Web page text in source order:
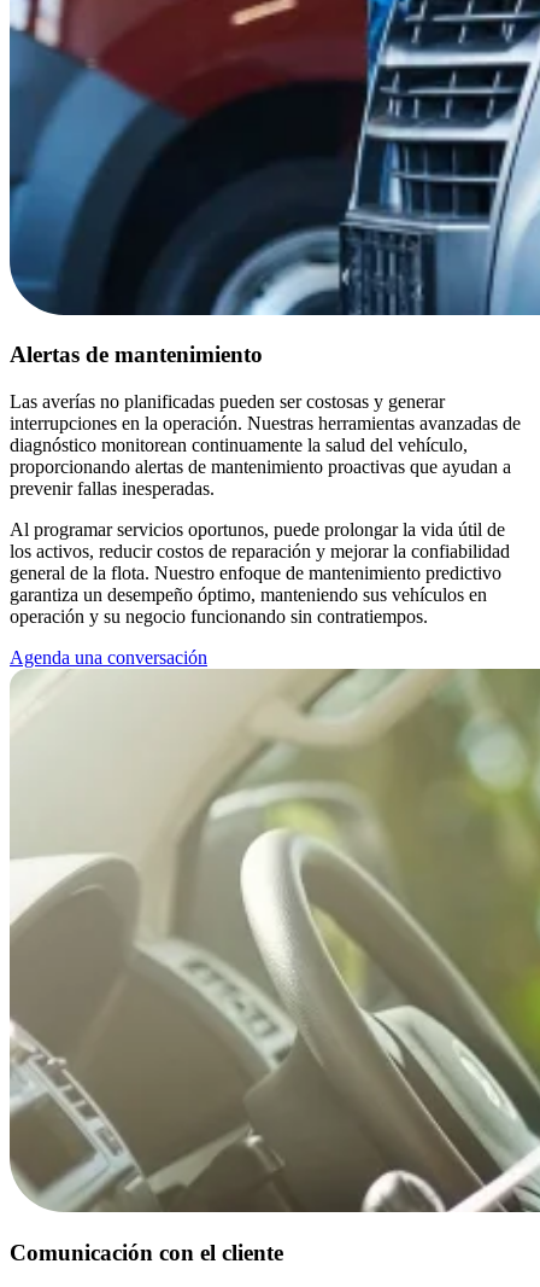
Alertas de mantenimiento
Las averías no planificadas pueden ser costosas y generar
interrupciones en la operación. Nuestras herramientas avanzadas de
diagnóstico monitorean continuamente la salud del vehículo,
proporcionando alertas de mantenimiento proactivas que ayudan a
prevenir fallas inesperadas.
Al programar servicios oportunos, puede prolongar la vida útil de
los activos, reducir costos de reparación y mejorar la confiabilidad
general de la flota. Nuestro enfoque de mantenimiento predictivo
garantiza un desempeño óptimo, manteniendo sus vehículos en
operación y su negocio funcionando sin contratiempos.
Agenda una conversación
Comunicación con el cliente